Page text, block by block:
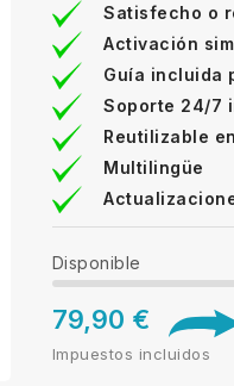
Satisfecho o
Activación
Guía incluida
Soporte 24/7
Reutilizable
Multilingüe
Disponible
79,90 €
Impuestos incluidos